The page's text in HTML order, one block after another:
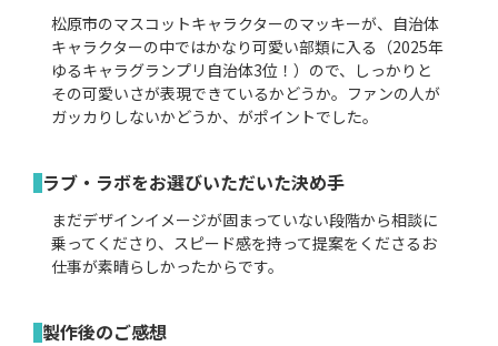
松原市のマスコットキャラクターのマッキーが、自治体
キャラクターの中ではかなり可愛い部類に入る（2025年
ゆるキャラグランプリ自治体3位！）ので、しっかりと
その可愛いさが表現できているかどうか。ファンの人が
ガッカりしないかどうか、がポイントでした。
ラブ・ラボをお選びいただいた決め手
まだデザインイメージが固まっていない段階から相談に
乗ってくださり、スピード感を持って提案をくださるお
仕事が素晴らしかったからです。
製作後のご感想